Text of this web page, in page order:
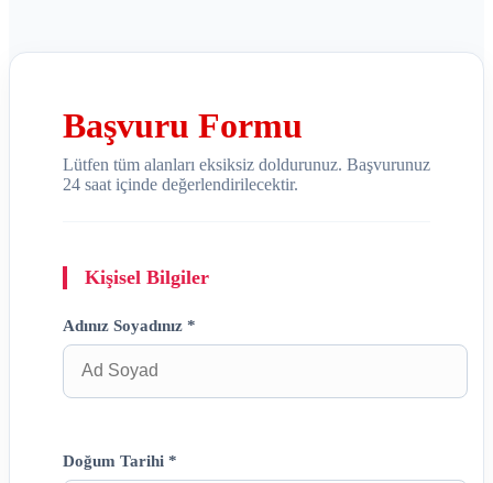
Başvuru Formu
Lütfen tüm alanları eksiksiz doldurunuz. Başvurunuz
24 saat içinde değerlendirilecektir.
Kişisel Bilgiler
Adınız Soyadınız *
Doğum Tarihi *